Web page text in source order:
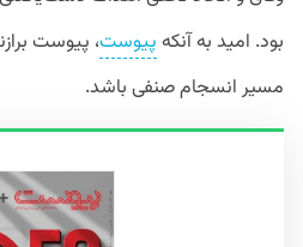
بود. امید به آنکه پیوست، پیوست
مسیر انسجام صنفی باشد.